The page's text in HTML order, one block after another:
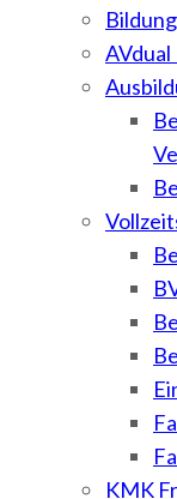
AVdual
KMK